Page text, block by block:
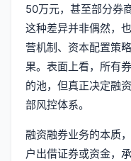
50万元，甚至部分券
这种差异并非偶然，
营机制、资本配置策
果。表面上看，所有
的池，但真正决定融
部风控体系。
融资融券业务的本质
户出借证券或资金，